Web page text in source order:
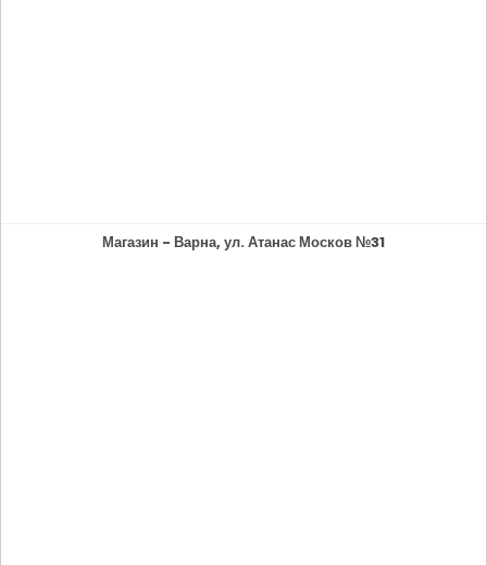
Магазин - Варна, ул. Атанас Москов №31